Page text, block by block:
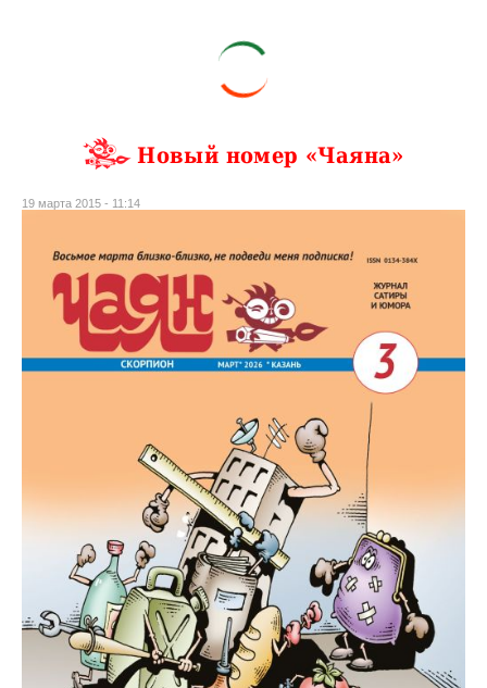
Новый номер «Чаяна»
19 марта 2015 - 11:14